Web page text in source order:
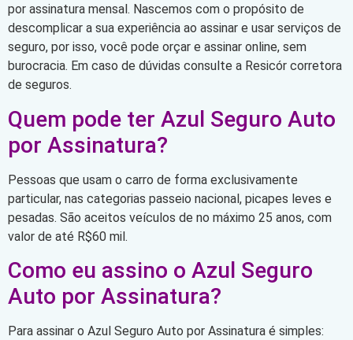
por assinatura mensal. Nascemos com o propósito de
descomplicar a sua experiência ao assinar e usar serviços de
seguro, por isso, você pode orçar e assinar online, sem
burocracia. Em caso de dúvidas consulte a Resicór corretora
de seguros.
Quem pode ter Azul Seguro Auto
por Assinatura?
Pessoas que usam o carro de forma exclusivamente
particular, nas categorias passeio nacional, picapes leves e
pesadas. São aceitos veículos de no máximo 25 anos, com
valor de até R$60 mil.
Como eu assino o Azul Seguro
Auto por Assinatura?
Para assinar o Azul Seguro Auto por Assinatura é simples: